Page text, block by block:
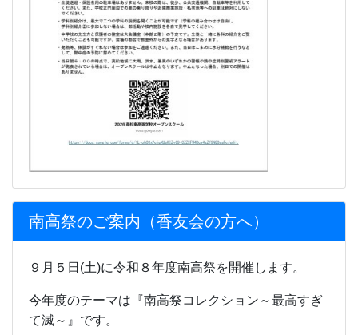
南高祭のご案内（香友会の方へ）
９月５日(土)に令和８年度南高祭を開催します。
今年度のテーマは『南高祭コレクション～最高すぎ
て滅～』です。